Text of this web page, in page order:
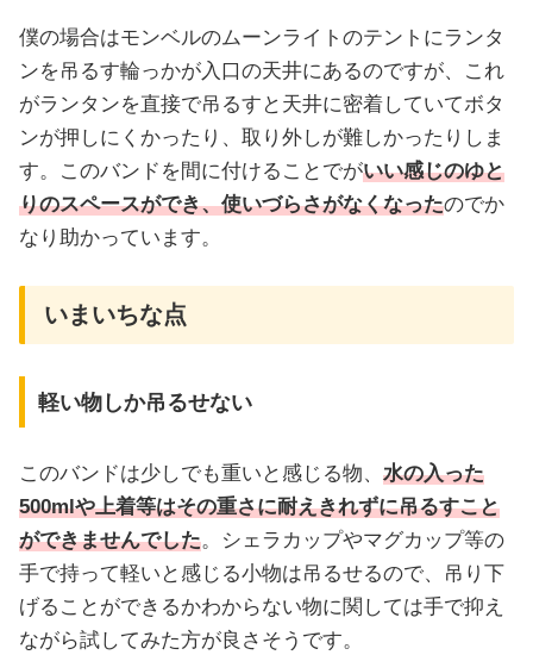
僕の場合はモンベルのムーンライトのテントにランタ
ンを吊るす輪っかが入口の天井にあるのですが、これ
がランタンを直接で吊るすと天井に密着していてボタ
ンが押しにくかったり、取り外しが難しかったりしま
す。このバンドを間に付けることでがいい感じのゆと
りのスペースができ、使いづらさがなくなったのでか
なり助かっています。
いまいちな点
軽い物しか吊るせない
このバンドは少しでも重いと感じる物、 水の入った
500mlや上着等はその重さに耐えきれずに吊るすこと
ができませんでした。シェラカップやマグカップ等の
手で持って軽いと感じる小物は吊るせるので、吊り下
げることができるかわからない物に関しては手で抑え
ながら試してみた方が良さそうです。